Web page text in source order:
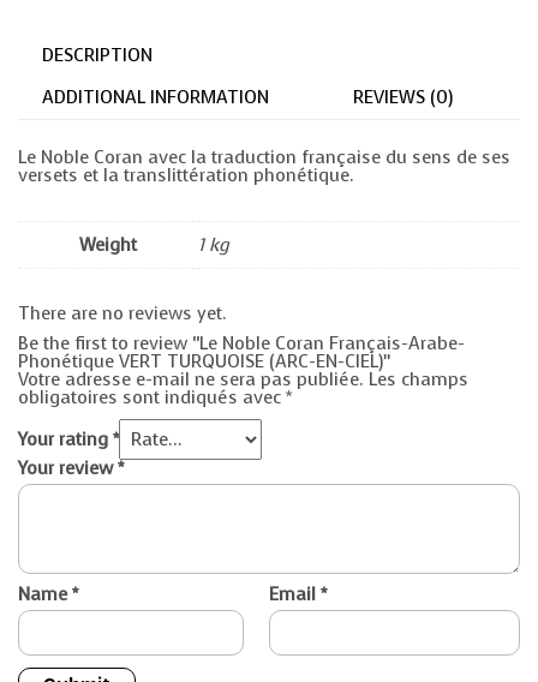
CIEL)
DESCRIPTION
ADDITIONAL INFORMATION
REVIEWS (0)
Le Noble Coran avec la traduction française du sens de ses
versets et la translittération phonétique.
Weight 1 kg
There are no reviews yet.
Be the first to review “Le Noble Coran Français-Arabe-
Phonétique VERT TURQUOISE (ARC-EN-CIEL)”
Votre adresse e-mail ne sera pas publiée. Les champs
obligatoires sont indiqués avec *
Your rating *
Your review*
Name* Email *